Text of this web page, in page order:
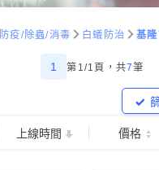
防疫/除蟲/消毒 白蟻防治 基
1 第1/1頁， 共7筆
上線時間 價格